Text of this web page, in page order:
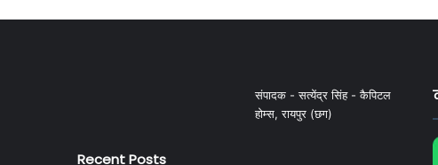
संपादक - सत्येंद्र सिंह - कैपिटल
होम्स, रायपुर (छग)
Recent Posts